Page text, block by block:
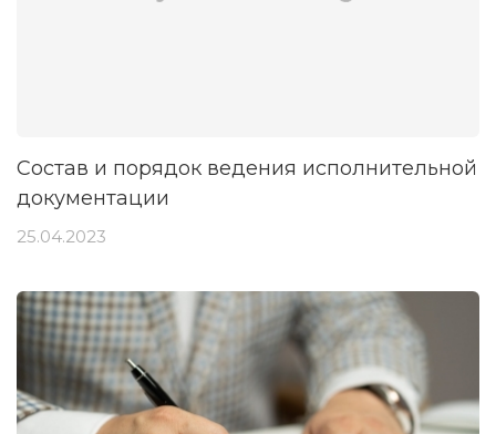
Состав и порядок ведения исполнительной
документации
25.04.2023